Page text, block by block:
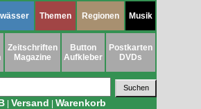
Themen Regionen Musik
Zeitschriften
Magazine
Button
Aufkleber
Postkarten
DVDs
| Versand | Warenkorb